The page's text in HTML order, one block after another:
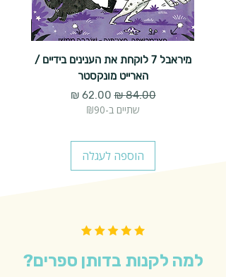
מיראבל 7 לוקחת את הענינים בידיים /
הארייט מונקסטר
מחיר רגיל‏84.00 ‏₪ מחיר מבצע
שתיים ב-₪90
הוספה לעגלה
למה לקנות בדותן ספרים?